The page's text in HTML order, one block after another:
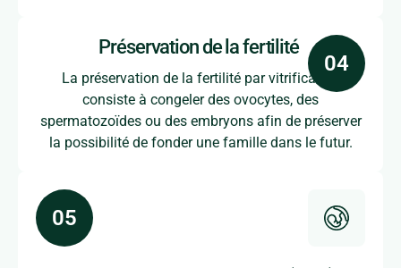
Préservation de la fertilité
La préservation de la fertilité par vitrification
consiste à congeler des ovocytes, des
spermatozoïdes ou des embryons afin de préserver
la possibilité de fonder une famille dans le futur.